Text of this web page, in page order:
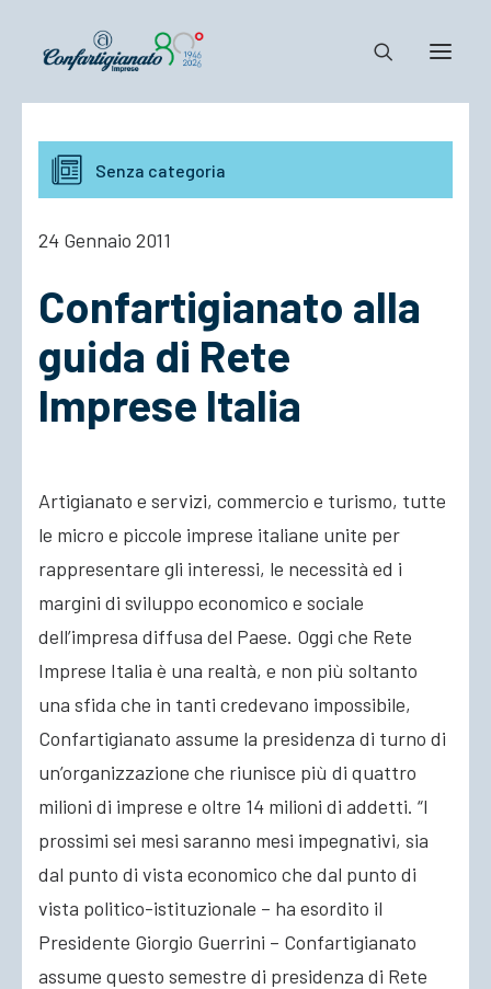
Notizie e Documenti
Confartigianato
Cosa Facciamo
Senza categoria
24 Gennaio 2011
Confartigianato alla
guida di Rete
Imprese Italia
Artigianato e servizi, commercio e turismo, tutte
le micro e piccole imprese italiane unite per
rappresentare gli interessi, le necessità ed i
margini di sviluppo economico e sociale
dell’impresa diffusa del Paese. Oggi che Rete
Imprese Italia è una realtà, e non più soltanto
una sfida che in tanti credevano impossibile,
Confartigianato assume la presidenza di turno di
un’organizzazione che riunisce più di quattro
milioni di imprese e oltre 14 milioni di addetti. “I
prossimi sei mesi saranno mesi impegnativi, sia
dal punto di vista economico che dal punto di
vista politico-istituzionale – ha esordito il
Presidente Giorgio Guerrini – Confartigianato
assume questo semestre di presidenza di Rete